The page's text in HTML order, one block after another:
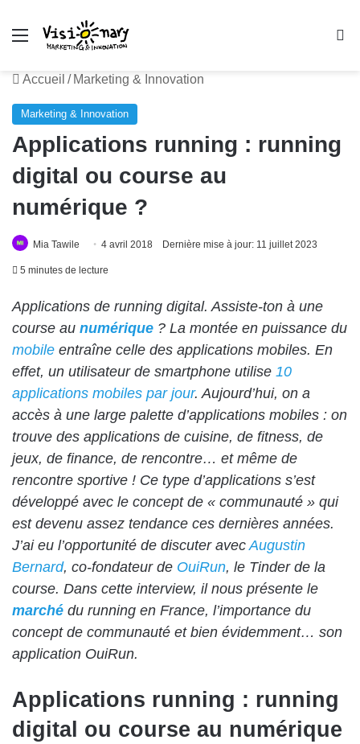
Menu
Accueil / Marketing & Innovation
Marketing & Innovation
Applications running : running
digital ou course au
numérique ?
Mia Tawile 4 avril 2018 Dernière mise à jour: 11 juillet 2023
5 minutes de lecture
Applications de running digital. Assiste-ton à une
course au numérique ? La montée en puissance du
mobile entraîne celle des applications mobiles. En
effet, un utilisateur de smartphone utilise 10
applications mobiles par jour. Aujourd’hui, on a
accès à une large palette d’applications mobiles : on
trouve des applications de cuisine, de fitness, de
jeux, de finance, de rencontre… et même de
rencontre sportive ! Ce type d’applications s’est
développé avec le concept de « communauté » qui
est devenu assez tendance ces dernières années.
J’ai eu l’opportunité de discuter avecAugustin
Bernard, co-fondateur de OuiRun, le Tinder de la
course. Dans cette interview, il nous présente le
marché du running en France, l’importance du
concept de communauté et bien évidemment… son
application OuiRun.
Applications running : running
digital ou course au numérique